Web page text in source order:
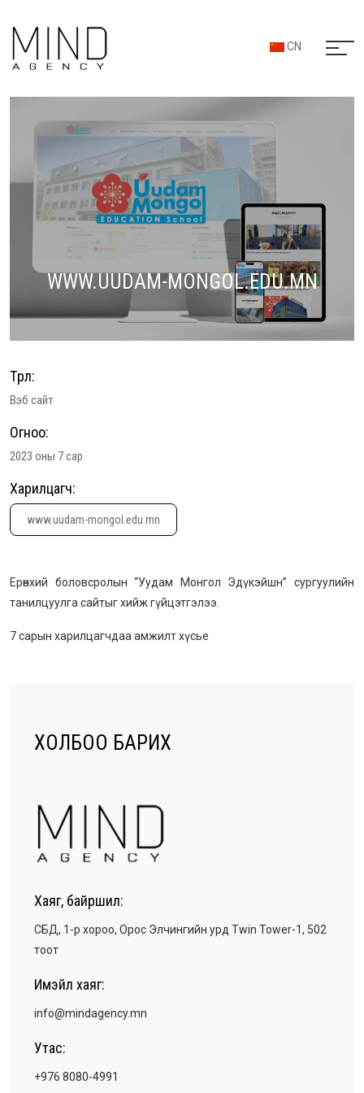
CN
WWW.UUDAM-MONGOL.EDU.MN
Төрөл:
Вэб сайт
Огноо:
2023 оны 7 сар
Харилцагч:
www.uudam-mongol.edu.mn
Ерөнхий боловсролын “Уудам Монгол Эдүкэйшн” сургуулийн
танилцуулга сайтыг хийж гүйцэтгэлээ.
7 сарын харилцагчдаа амжилт хүсье
ХОЛБОО БАРИХ
Хаяг, байршил:
СБД, 1-р хороо, Орос Элчингийн урд Twin Tower-1, 502
тоот
Имэйл хаяг:
info@mindagency.mn
Утас:
+976 8080-4991